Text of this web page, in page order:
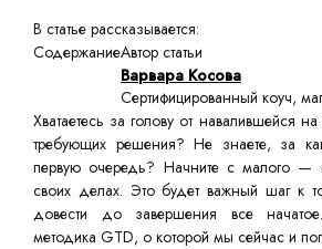
В статье рассказывается:
СодержаниеАвтор статьи
Варвара Косова
Сертифицированный коуч,
Хватаетесь за голову от навалившейся
требующих решения? Не знаете, за
первую очередь? Начните с малого —
своих делах. Это будет важный шаг к
довести до завершения все
методика GTD, о которой мы сейчас и